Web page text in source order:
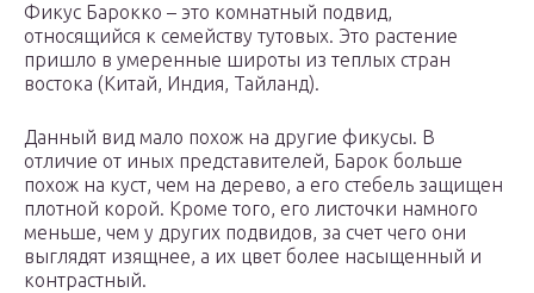
Фикус Барокко – это комнатный подвид,
относящийся к семейству тутовых. Это растение
пришло в умеренные широты из теплых стран
востока (Китай, Индия, Тайланд).
Данный вид мало похож на другие фикусы. В
отличие от иных представителей, Барок больше
похож на куст, чем на дерево, а его стебель защищен
плотной корой. Кроме того, его листочки намного
меньше, чем у других подвидов, за счет чего они
выглядят изящнее, а их цвет более насыщенный и
контрастный.